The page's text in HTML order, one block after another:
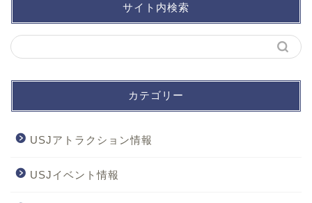
サイト内検索
カテゴリー
USJアトラクション情報
USJイベント情報